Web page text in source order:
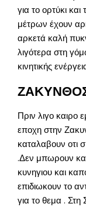
για το ορτύκι
μέτρων έχουν
αρκετά καλή
λιγότερα στη
κινητικής
ΖΑΚΥΝΘΟΣ
Πριν λιγο καιρο
εποχη στην
καταλαβουν οτι
.Δεν μπωρουν
κυνηγιου και
επιδιωκουν το
για το θεμα . Στη